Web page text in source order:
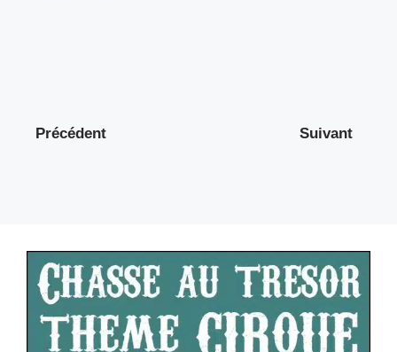
Précédent Suivant